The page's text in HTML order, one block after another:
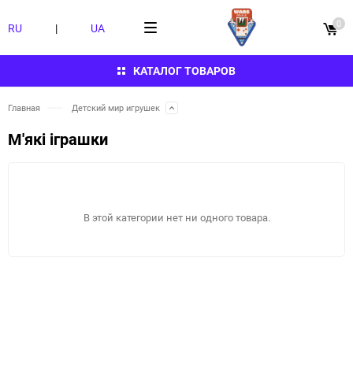
КАТАЛОГ ТОВАРОВ
RU | UA 0
Главная Детский мир игрушек
М'які іграшки
В этой категории нет ни одного товара.